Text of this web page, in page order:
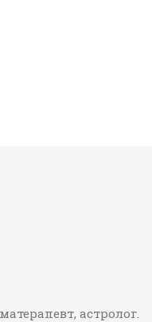
астролог.